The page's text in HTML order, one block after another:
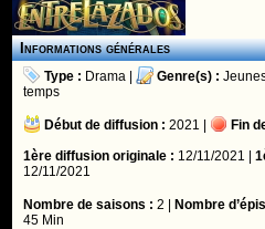
Informations générales
Type : Drama | Genre(s) :
temps
Début de diffusion : 2021 | Fin
1ère diffusion originale : 12/11/2021 |
12/11/2021
Nombre de saisons : 2 | Nombre
45 Min